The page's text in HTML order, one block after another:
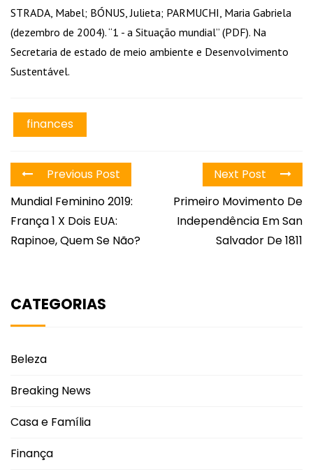
STRADA, Mabel; BÓNUS, Julieta; PARMUCHI, Maria Gabriela
(dezembro de 2004). “1 - a Situação mundial” (PDF). Na
Secretaria de estado de meio ambiente e Desenvolvimento
Sustentável.
finances
Previous Post
Mundial Feminino 2019:
França 1 X Dois EUA:
Rapinoe, Quem Se Não?
Next Post
Primeiro Movimento De
Independência Em San
Salvador De 1811
CATEGORIAS
Beleza
Breaking News
Casa e Família
Finança